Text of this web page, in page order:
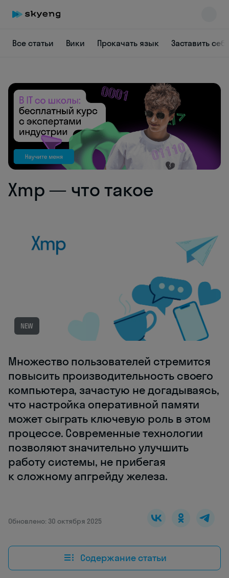
Все статьи Вики Прокачать язык Заставить
Xmp — что такое
NEW
Множество пользователей стремится
повысить производительность своего
компьютера, зачастую не догадываясь,
что настройка оперативной памяти
может сыграть ключевую роль в этом
процессе. Современные технологии
позволяют значительно улучшить
работу системы, не прибегая
к сложному апгрейду железа.
Обновлено: 30 октября 2025
Содержание статьи
Skyeng Chat
online